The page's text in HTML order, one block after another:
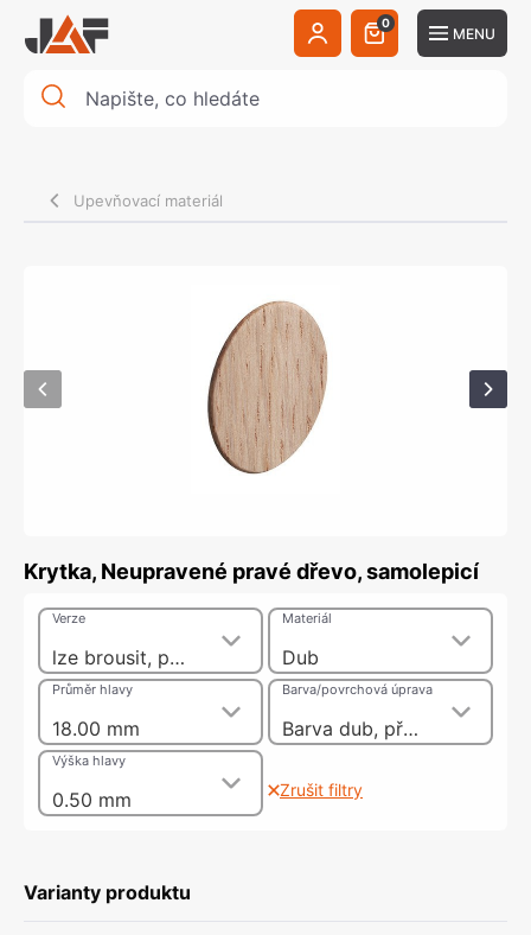
0
MENU
Upevňovací materiál
Krytka, Neupravené pravé dřevo, samolepicí
lze brousit, patinovat nebo povrchově ošetřitSamolepicí
Verze
Dub
Materiál
18.00 mm
Průměr hlavy
Barva dub, přírodní
Barva/povrchová úprava
0.50 mm
Výška hlavy
Zrušit filtry
Varianty produktu